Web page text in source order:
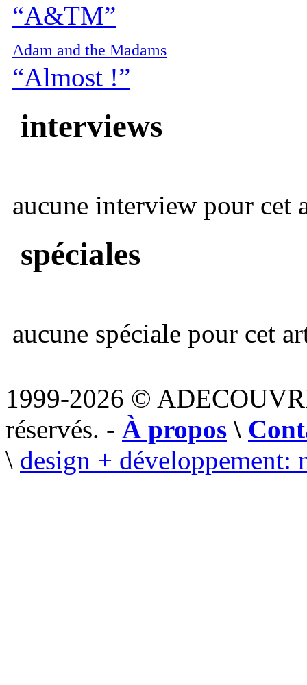
“A&TM”
Adam and the Madams
“Almost !”
interviews
aucune interview pour cet
spéciales
aucune spéciale pour cet
1999-2026 ©
réservés. - À propos \
\ design + développement: